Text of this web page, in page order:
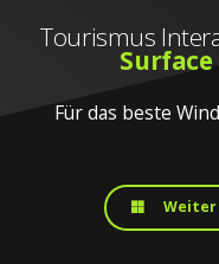
Tourismus
Surface
Für das beste
Weiter